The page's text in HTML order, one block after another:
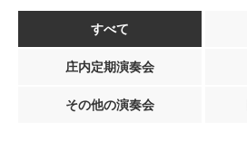
すべて
庄内定期演奏会
その他の演奏会